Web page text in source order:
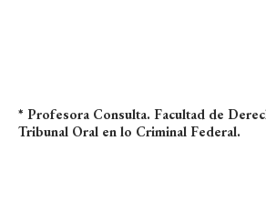
* Profesora Consulta. Facultad de
Tribunal Oral en lo Criminal Federal.